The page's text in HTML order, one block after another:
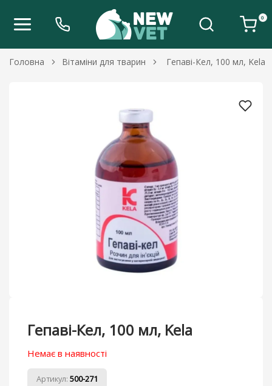
0
Головна Вітаміни для тварин Гепаві-Кел, 100 мл, Kela
Гепаві-Кел, 100 мл, Kela
Немає в наявності
Артикул: 500-271